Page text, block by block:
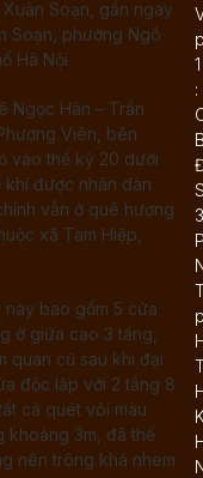
Soạn, gần ngay
Soạn, phường Ngô
Hà Nội
Ngọc Hân – Trần
Viên, bên
vào thế kỷ 20 dưới
khí được nhân dân
vẫn ở quê hương
xã Tam Hiệp,
bao gồm 5 cửa
ở giữa cao 3 tầng,
quan cũ sau khi đại
độc lập với 2 tầng 8
cả quét vôi màu
khoảng 3m, đã thế
nên trông khá nhem
1
:
3